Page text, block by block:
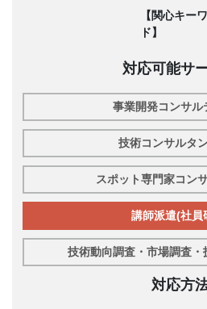
【関心キー
ド】
対応可能サ
事業開発コンサル
技術コンサルタ
スポット専門家コン
講師派遣(社員
技術動向調査・市場調査・
対応方